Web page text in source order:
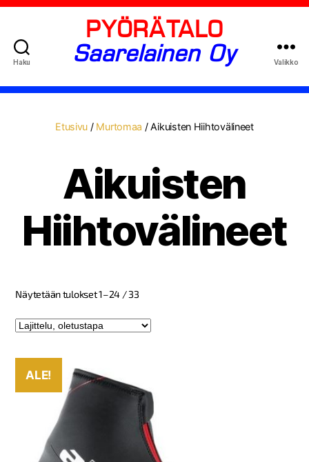
Haku
PYÖRÄTALO
Saarelainen Oy
Valikko
Etusivu / Murtomaa / Aikuisten Hiihtovälineet
Aikuisten
Hiihtovälineet
Näytetään tulokset 1–24 / 33
ALE!